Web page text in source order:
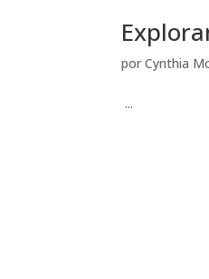
porCynthia
...